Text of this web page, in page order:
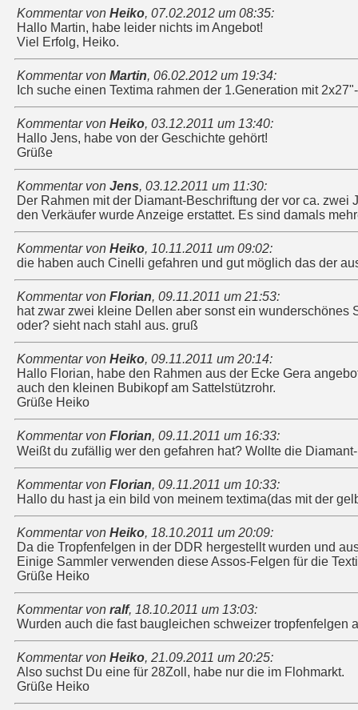
Kommentar von Heiko, 07.02.2012 um 08:35:
Hallo Martin, habe leider nichts im Angebot!
Viel Erfolg, Heiko.
Kommentar von Martin, 06.02.2012 um 19:34:
Ich suche einen Textima rahmen der 1.Generation mit
Kommentar von Heiko, 03.12.2011 um 13:40:
Hallo Jens, habe von der Geschichte gehört!
Grüße
Kommentar von Jens, 03.12.2011 um 11:30:
Der Rahmen mit der Diamant-Beschriftung der vor ca.
den Verkäufer wurde Anzeige erstattet. Es sind damals
Kommentar von Heiko, 10.11.2011 um 09:02:
die haben auch Cinelli gefahren und gut möglich das der
Kommentar von Florian, 09.11.2011 um 21:53:
hat zwar zwei kleine Dellen aber sonst ein
oder? sieht nach stahl aus. gruß
Kommentar von Heiko, 09.11.2011 um 20:14:
Hallo Florian, habe den Rahmen aus der Ecke Gera
auch den kleinen Bubikopf am Sattelstützrohr.
Grüße Heiko
Kommentar von Florian, 09.11.2011 um 16:33:
Weißt du zufällig wer den gefahren hat? Wollte die
Kommentar von Florian, 09.11.2011 um 10:33:
Hallo du hast ja ein bild von meinem textima(das mit der
Kommentar von Heiko, 18.10.2011 um 20:09:
Da die Tropfenfelgen in der DDR hergestellt wurden und
Einige Sammler verwenden diese Assos-Felgen für die
Grüße Heiko
Kommentar von ralf, 18.10.2011 um 13:03:
Wurden auch die fast baugleichen schweizer tropfenfelgen
Kommentar von Heiko, 21.09.2011 um 20:25:
Also suchst Du eine für 28Zoll, habe nur die im Flohmarkt.
Grüße Heiko